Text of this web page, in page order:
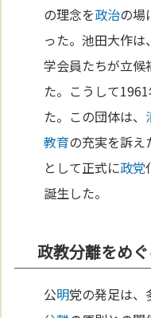
の理念を政治の場
った。池田大作は、
学会員たちが立候
た。こうして
た。この団体は、
教育の充実を訴え
として正式に政党
誕生した。
政教分離をめ
公明党の発足は、